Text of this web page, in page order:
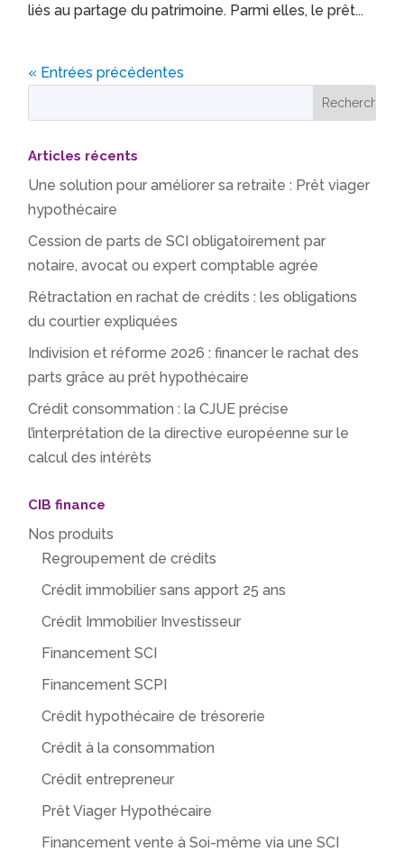
liés au partage du patrimoine. Parmi elles, le prêt...
« Entrées précédentes
Articles récents
Une solution pour améliorer sa retraite : Prêt viager
hypothécaire
Cession de parts de SCI obligatoirement par
notaire, avocat ou expert comptable agrée
Rétractation en rachat de crédits : les obligations
du courtier expliquées
Indivision et réforme 2026 : financer le rachat des
parts grâce au prêt hypothécaire
Crédit consommation : la CJUE précise
l’interprétation de la directive européenne sur le
calcul des intérêts
CIB finance
Nos produits
Regroupement de crédits
Crédit immobilier sans apport 25 ans
Crédit Immobilier Investisseur
Financement SCI
Financement SCPI
Crédit hypothécaire de trésorerie
Crédit à la consommation
Crédit entrepreneur
Prêt Viager Hypothécaire
Financement vente à Soi-même via une SCI